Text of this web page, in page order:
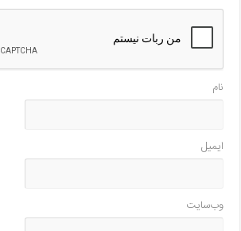
نام
ایمیل
وب‌سایت